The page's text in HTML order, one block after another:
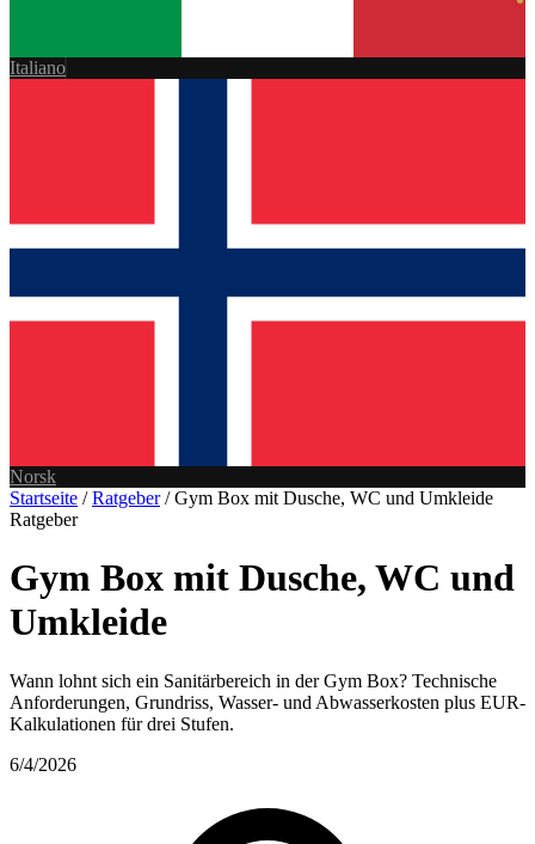
Italiano
Norsk
Startseite / Ratgeber / Gym Box mit Dusche, WC und Umkleide
Ratgeber
Gym Box mit Dusche, WC und
Umkleide
Wann lohnt sich ein Sanitärbereich in der Gym Box? Technische
Anforderungen, Grundriss, Wasser- und Abwasserkosten plus EUR-
Kalkulationen für drei Stufen.
6/4/2026